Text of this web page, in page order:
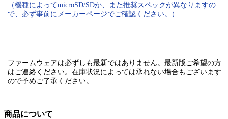
（機種によってmicroSD/SDか、また推奨スペックが異なりますの
で、必ず事前にメーカーページでご確認ください。）
ファームウェアは必ずしも最新ではありません。最新版ご希望の方
はご連絡ください。在庫状況によっては承れない場合もございます
ので予めご了承ください。
商品について